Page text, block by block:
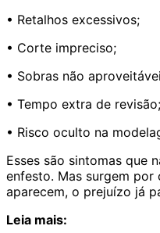
• Retalhos excessivos;
• Corte impreciso;
• Sobras não
• Tempo extra de revisão;
• Risco oculto na
Esses são sintomas que
enfesto. Mas surgem por
aparecem, o prejuízo já
Leia mais: